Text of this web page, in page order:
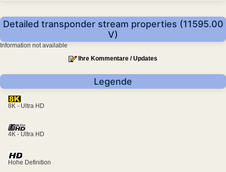
Detailed transponder stream properties (11595.00
V)
Information not available
Ihre Kommentare / Updates
Legende
8K - Ultra HD
4K - Ultra HD
Hohe Definition